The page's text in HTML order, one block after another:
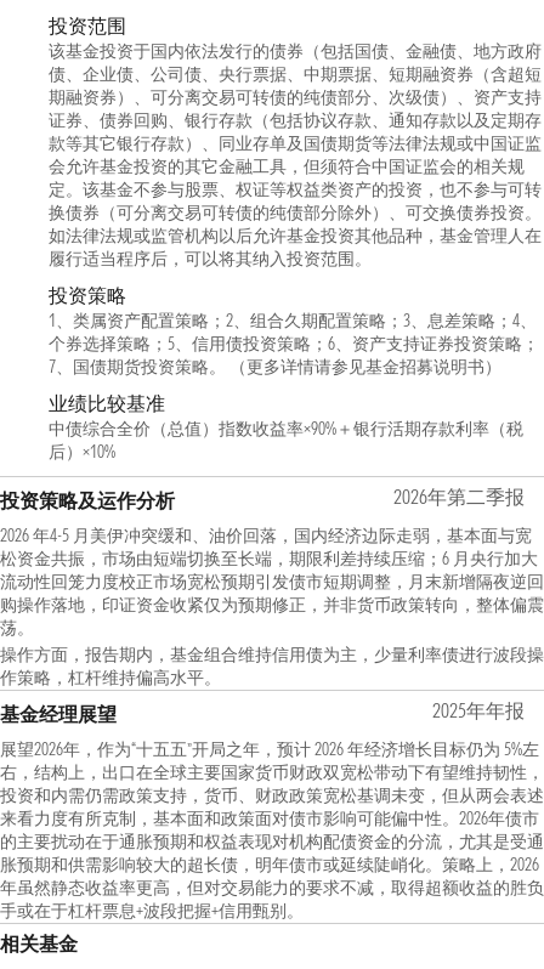
投资范围
该基金投资于国内依法发行的债券（包括国债、金融债、地方政府
债、企业债、公司债、央行票据、中期票据、短期融资券（含超短
期融资券）、可分离交易可转债的纯债部分、次级债）、资产支持
证券、债券回购、银行存款（包括协议存款、通知存款以及定期存
款等其它银行存款）、同业存单及国债期货等法律法规或中国证监
会允许基金投资的其它金融工具，但须符合中国证监会的相关规
定。该基金不参与股票、权证等权益类资产的投资，也不参与可转
换债券（可分离交易可转债的纯债部分除外）、可交换债券投资。
如法律法规或监管机构以后允许基金投资其他品种，基金管理人在
履行适当程序后，可以将其纳入投资范围。
投资策略
1、类属资产配置策略；2、组合久期配置策略；3、息差策略；4、
个券选择策略；5、信用债投资策略；6、资产支持证券投资策略；
7、国债期货投资策略。 （更多详情请参见基金招募说明书）
业绩比较基准
中债综合全价（总值）指数收益率×90%＋银行活期存款利率（税
后）×10%
投资策略及运作分析 2026年第二季报
2026 年4-5 月美伊冲突缓和、油价回落，国内经济边际走弱，基本面与宽
松资金共振，市场由短端切换至长端，期限利差持续压缩；6 月央行加大
流动性回笼力度校正市场宽松预期引发债市短期调整，月末新增隔夜逆回
购操作落地，印证资金收紧仅为预期修正，并非货币政策转向，整体偏震
荡。
操作方面，报告期内，基金组合维持信用债为主，少量利率债进行波段操
作策略，杠杆维持偏高水平。
基金经理展望 2025年年报
展望2026年，作为“十五五”开局之年，预计 2026 年经济增长目标仍为 5%左
右，结构上，出口在全球主要国家货币财政双宽松带动下有望维持韧性，
投资和内需仍需政策支持，货币、财政政策宽松基调未变，但从两会表述
来看力度有所克制，基本面和政策面对债市影响可能偏中性。2026年债市
的主要扰动在于通胀预期和权益表现对机构配债资金的分流，尤其是受通
胀预期和供需影响较大的超长债，明年债市或延续陡峭化。策略上，2026
年虽然静态收益率更高，但对交易能力的要求不减，取得超额收益的胜负
手或在于杠杆票息+波段把握+信用甄别。
相关基金